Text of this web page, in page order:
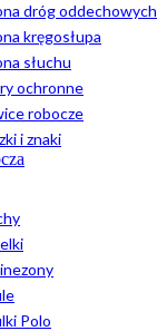
dróg oddechowych
kręgosłupa
słuchu
ochronne
robocze
i znaki
Polo